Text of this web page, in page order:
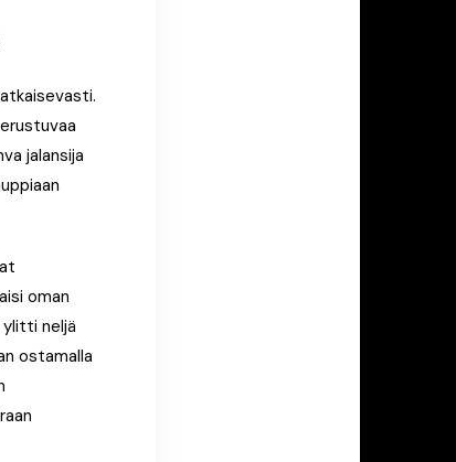
jalansija
oman
ylitti neljä
ostamalla